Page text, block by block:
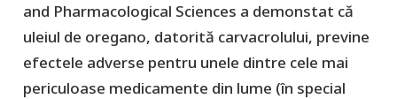
and Pharmacological Sciences a demonstat că
uleiul de oregano, datorită carvacrolului, previne
efectele adverse pentru unele dintre cele mai
periculoase medicamente din lume (în special